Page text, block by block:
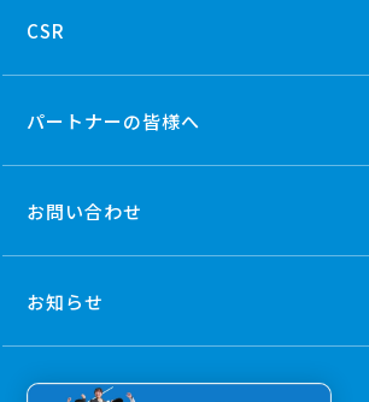
CSR
パートナーの皆様へ
お問い合わせ
お知らせ